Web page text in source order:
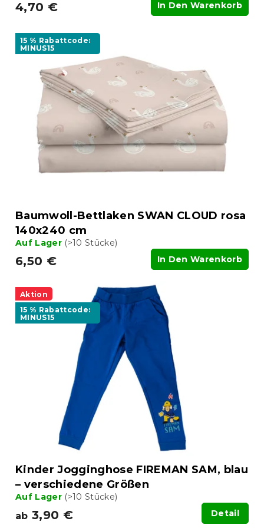
4,70 € In Den Warenkorb
15 % Rabattcode:
MINUS15
Baumwoll-Bettlaken SWAN CLOUD rosa
140x240 cm
Auf Lager (>10 Stücke)
6,50 € In Den Warenkorb
Aktion
15 % Rabattcode:
MINUS15
Kinder Jogginghose FIREMAN SAM, blau
– verschiedene Größen
Auf Lager (>10 Stücke)
ab 3,90 € Detail